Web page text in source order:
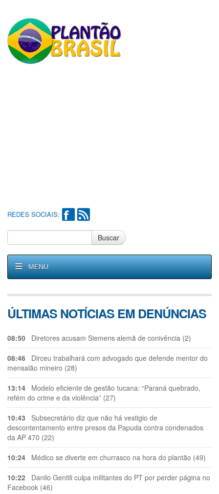
REDES SOCIAIS:
Buscar
MENU
ÚLTIMAS NOTÍCIAS EM DENÚNCIAS
08:50 Diretores acusam Siemens alemã de conivência (2)
08:46 Dirceu trabalhará com advogado que defende mentor do
mensalão mineiro (28)
13:14 Modelo eficiente de gestão tucana: “Paraná quebrado,
refém do crime e da violência” (27)
10:43 Subsecretário diz que não há vestigio de
descontentamento entre presos da Papuda contra condenados
da AP 470 (22)
10:24 Médico se diverte em churrasco na hora do plantão (49)
10:22 Danilo Gentili culpa militantes do PT por perder página no
Facebook (46)